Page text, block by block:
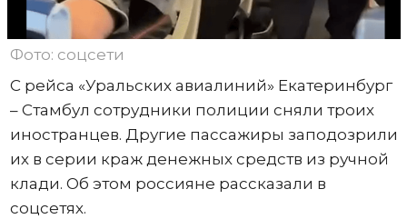
Фото: соцсети
С рейса «Уральских авиалиний» Екатеринбург
– Стамбул сотрудники полиции сняли троих
иностранцев. Другие пассажиры заподозрили
их в серии краж денежных средств из ручной
клади. Об этом россияне рассказали в
соцсетях.